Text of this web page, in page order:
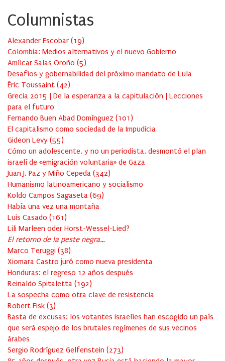
Columnistas
Alexander Escobar (19)
Colombia: Medios alternativos y el nuevo Gobierno
Amílcar Salas Oroño (5)
Desafíos y gobernabilidad del próximo mandato de Lula
Éric Toussaint (42)
Grecia 2015 | De la esperanza a la capitulación | Lecciones
para el futuro
Fernando Buen Abad Domínguez (101 )
El capitalismo como sociedad de la Impudicia
Gideon Levy (55)
Cómo un adolescente, y no un periodista, desmontó el plan
israelí de «emigración voluntaria» de Gaza
Juan J. Paz y Miño Cepeda (342)
Humanismo latinoamericano y socialismo
Koldo Campos Sagaseta (69)
Había una vez una montaña
Luis Casado (161 )
Lili Marleen oder Horst-Wessel-Lied?
El retorno de la peste negra…
Marco Teruggi (38)
Xiomara Castro juró como nueva presidenta
Honduras: el regreso 12 años después
Reinaldo Spitaletta (192)
La sospecha como otra clave de resistencia
Robert Fisk (3)
Basta de excusas: los votantes israelíes han escogido un país
que será espejo de los brutales regímenes de sus vecinos
árabes
Sergio Rodríguez Gelfenstein (273)